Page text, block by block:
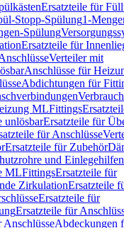
Ersatzteile für
Stopp-Spülung1-
Spülung
Ersatzteile für
Verteiler mit
Anschlüsse für
Abdichtungen für
MLFittings
unlösbarErsatzteile für
für Anschlüsse
Ersatzteile für Zubehör
und Einlegehilfen
MLFittingsErsatzteile für
ZirkulationErsatzteile
Ersatzteile für
Ersatzteile für
Abdeckungen